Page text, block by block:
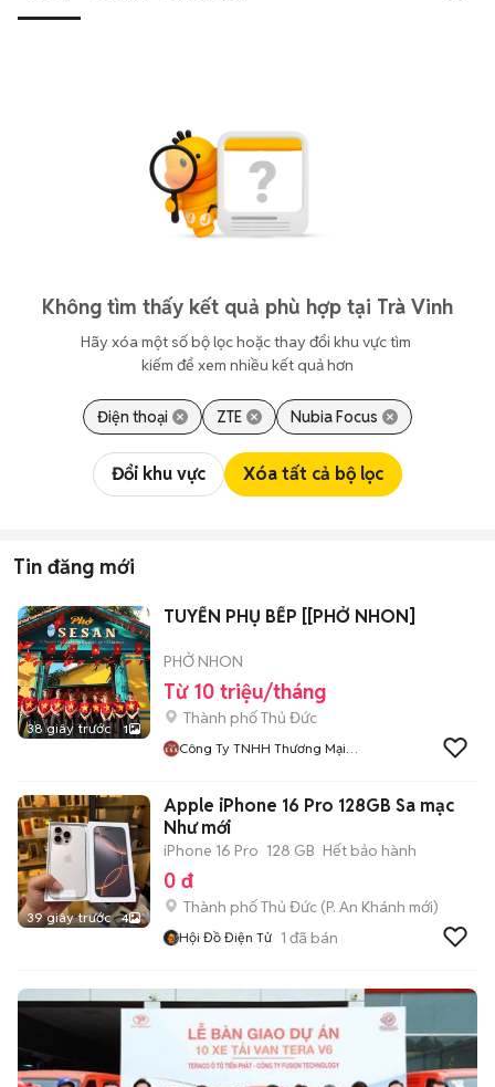
Không tìm thấy kết quả phù hợp tại Trà Vinh
Hãy xóa một số bộ lọc hoặc thay đổi khu vực tìm
kiếm để xem nhiều kết quả hơn
Điện thoại ZTE Nubia Focus
Đổi khu vực Xóa tất cả bộ lọc
Tin đăng mới
38 giây trước 1
TUYỂN PHỤ BẾP [[PHỞ NHON]
PHỞ NHON
Từ 10 triệu/tháng
Thành phố Thủ Đức
Công Ty TNHH Thương Mại
39 giây trước 4
Apple iPhone 16 Pro 128GB Sa mạc
Như mới
iPhone 16 Pro 128 GB Hết bảo hành
0 đ
Thành phố Thủ Đức (P. An Khánh mới)
Hội Đồ Điện Tử 1 đã bán